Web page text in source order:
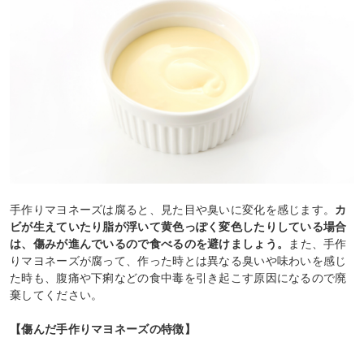
手作りマヨネーズは腐ると、見た目や臭いに変化を感じます。 カ
ビが生えていたり脂が浮いて黄色っぽく変色したりしている場合
は、傷みが進んでいるので食べるのを避けましょう。
また、手作
りマヨネーズが腐って、作った時とは異なる臭いや味わいを感じ
た時も、腹痛や下痢などの食中毒を引き起こす原因になるので廃
棄してください。
【傷んだ手作りマヨネーズの特徴】